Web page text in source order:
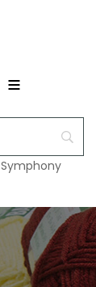
≡
Symphony